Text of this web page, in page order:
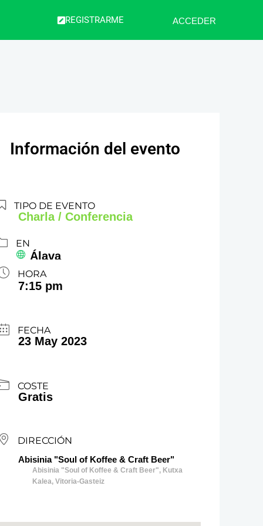
REGISTRARME ACCEDER
Información del evento
TIPO DE EVENTO
Charla / Conferencia
EN
Álava
HORA
7:15 pm
FECHA
23 May 2023
COSTE
Gratis
DIRECCIÓN
Abisinia "Soul of Koffee & Craft Beer"
Abisinia "Soul of Koffee & Craft Beer", Kutxa
Kalea, Vitoria-Gasteiz